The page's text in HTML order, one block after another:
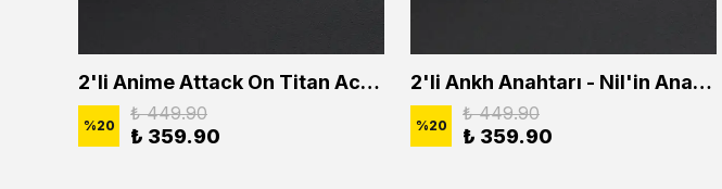
2'li Anime Attack On Titan Acrylic Maria Anime Naruto Erkek Kadın Kolye Seti
%20
₺ 449.90
₺ 359.90
2'li Ankh Anahtarı - Nil'in Anahtarı - Kuru Kafa Erkek Kadın Kolye Seti
%20
₺ 449.90
₺ 359.90